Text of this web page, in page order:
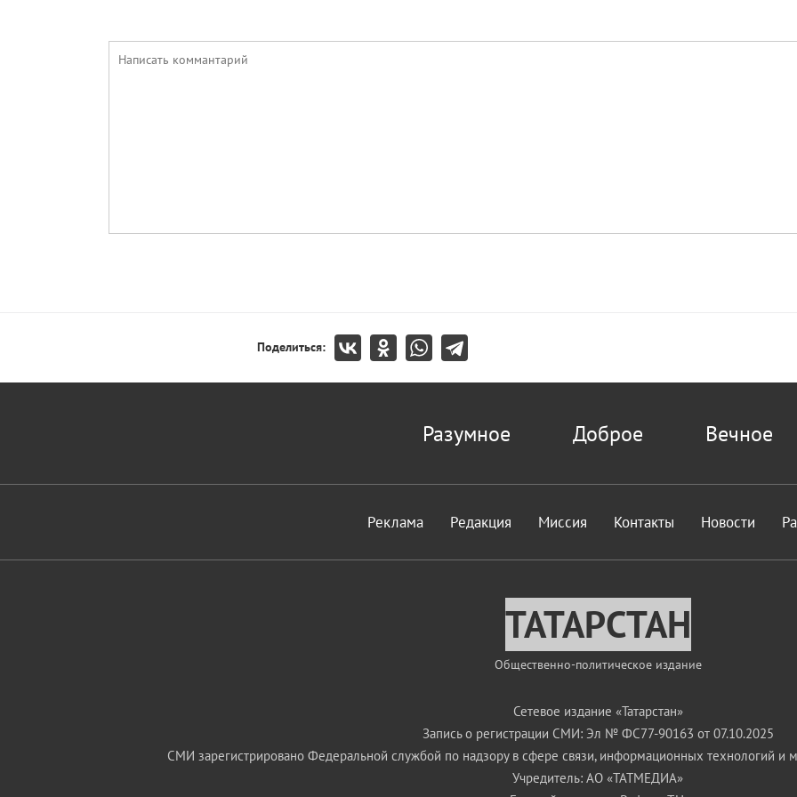
Поделиться:
Разумное Доброе Вечное
Реклама Редакция Миссия Контакты Новости
ТАТАРСТАН
Общественно-политическое издание
Сетевое издание «Татарстан»
Запись о регистрации СМИ: Эл № ФС77-90163 от 07.10.2025
СМИ зарегистрировано Федеральной службой по надзору в сфере связи, информационных технологий и
Учредитель: АО «ТАТМЕДИА»